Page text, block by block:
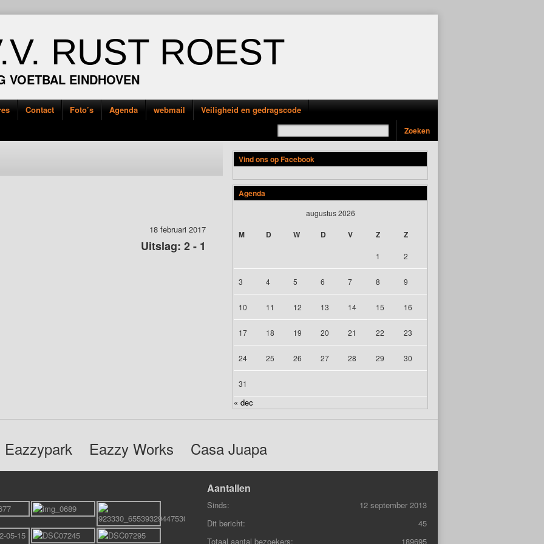
RUST ROEST
VOETBAL EINDHOVEN
Contact Foto’s Agenda webmail Veiligheid en gedragscode
18 februari 2017
Uitslag: 2 - 1
Vind ons op Facebook
Agenda
augustus 2026
M D W D V Z Z
1 2
3 4 5 6 7 8 9
10 11 12 13 14 15 16
17 18 19 20 21 22 23
24 25 26 27 28 29 30
31
« dec
Eazzypark Eazzy Works Casa Juapa
Aantallen
12 september 2013
Sinds:
45
Dit bericht:
189695
Totaal aantal bezoekers: